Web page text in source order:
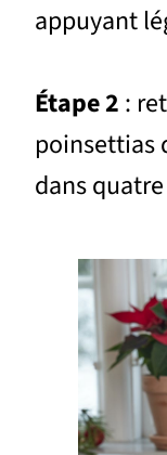
appuyant
Étape 2 :
poinsettias
dans